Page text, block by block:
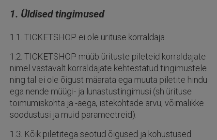
1. Üldised tingimused
1.1. TICKETSHOP ei ole ürituse korraldaja.
1.2. TICKETSHOP müüb ürituste pileteid korraldajate
nimel vastavalt korraldajate kehtestatud tingimustele
ning tal ei ole õigust määrata ega muuta piletite hindu
ega nende müügi- ja lunastustingimusi (sh ürituse
toimumiskohta ja -aega, istekohtade arvu, võimalikke
soodustusi ja muid parameetreid).
1.3. Kõik piletitega seotud õigused ja kohustused